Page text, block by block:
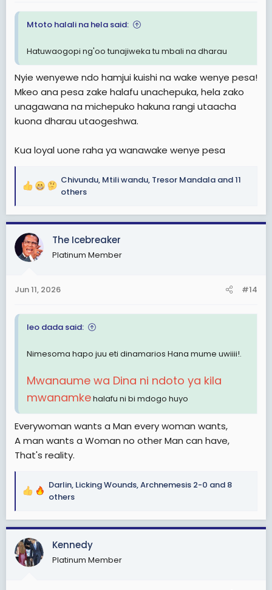
Mtoto halali na hela said:
Hatuwaogopi ng'oo tunajiweka tu mbali na dharau
Nyie wenyewe ndo hamjui kuishi na wake wenye pesa!
Mkeo ana pesa zake halafu unachepuka, hela zako
unagawana na michepuko hakuna rangi utaacha
kuona dharau utaogeshwa.
Kua loyal uone raha ya wanawake wenye pesa
R
a
c
t
i
o
s
Chivundu, Mtili wandu, Tresor Mandala and 11
others
The Icebreaker
Platinum Member
Jun 11, 2026 #14
leo dada said:
Nimesoma hapo juu eti dinamarios Hana mume uwiiii!.
Mwanaume wa Dina ni ndoto ya kila
mwanamkehalafu ni bi mdogo huyo
Everywoman wants a Man every woman wants,
A man wants a Woman no other Man can have,
That's reality.
R
a
c
t
i
o
Darlin, Licking Wounds,Archnemesis 2-0 and 8
others
Kennedy
Platinum Member